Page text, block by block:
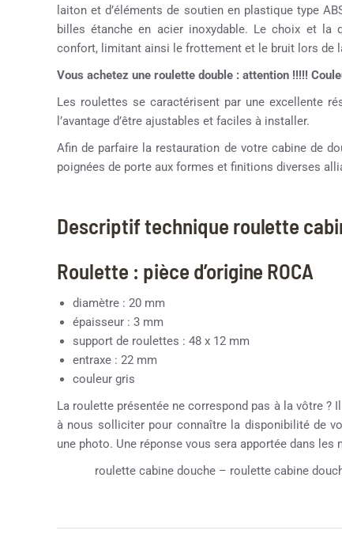
laiton et d’éléments de soutien en plastique type
billes étanche en acier inoxydable. Le choix et
confort, limitant ainsi le frottement et le bruit lors de
Vous achetez une roulette double : attention !!!!!
Les roulettes se caractérisent par une excellente
l’avantage d’être ajustables et faciles à installer.
Afin de parfaire la restauration de votre cabine de
poignées de porte aux formes et finitions diverses
Descriptif technique roulette
Roulette : pièce d’origine ROCA
diamètre : 20 mm
épaisseur : 3 mm
support de roulettes : 48 x 12 mm
entraxe : 22 mm
couleur gris
La roulette présentée ne correspond pas à la vôtre ?
à nous solliciter pour connaître la disponibilité de
une photo. Une réponse vous sera apportée dans les
roulette cabine douche – roulette cabine